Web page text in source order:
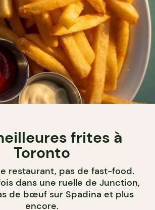
frites à
Toronto
restaurant, pas de fast-food.
dans une ruelle de Junction,
de bœuf sur Spadina et plus
encore.